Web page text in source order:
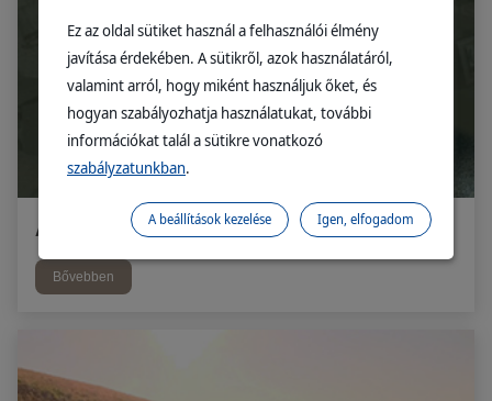
Alapító
Bővebben
Ez az oldal sütiket használ a felhasználói élmény
javítása érdekében. A sütikről, azok használatáról,
valamint arról, hogy miként használjuk őket, és
hogyan szabályozhatja használatukat, további
információkat talál a sütikre vonatkozó
szabályzatunkban.
Igen, elfogadom
A beállítások kezelése